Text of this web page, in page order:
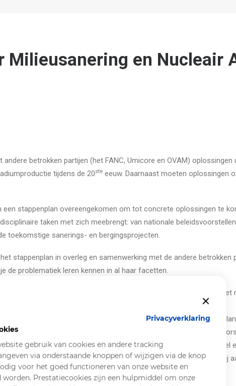
Milieusanering en Nucleair
betrokken partijen (het FANC, Umicore en OVAM)
tijdens de 20ste eeuw. Daarnaast moeten oplossingen
stappenplan overeengekomen om tot concrete oplossingen te
taken met zich meebrengt: van nationale
toekomstige sanerings- en bergingsprojecten.
stappenplan in overleg en samenwerking met de andere
de problematiek leren kennen in al haar facetten.
ondersteunen als deskundige. Je werkt ook regelmatig samen met
je inhoudelijk bij aan al de taken die NIRAS binnen het
van deze taken, die door NIRAS of door externe
voor het respecteren van de afgesproken termijnen. Je grijpt snel
eventuele moeilijkheden en mogelijke oplossingen. Je draagt ook
Privacyverklaring
gebruik van cookies en andere tracking
via onderstaande knoppen of wijzigen via de knop
voor het goed functioneren van onze website en
Prestatiecookies zijn een hulpmiddel om onze